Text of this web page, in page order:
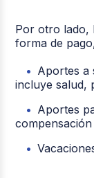
Por otro lado,
forma de
Aportes a
incluye salud,
Aportes
compensación